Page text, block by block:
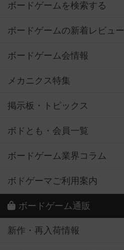
ボードゲームを検索する
ボードゲームの新着レビュー
ボードゲーム会情報
メカニクス特集
掲示板・トピックス
ボドとも・会員一覧
ボードゲーム業界コラム
ボドゲーマご利用案内
ボードゲーム通販
新作・再入荷情報